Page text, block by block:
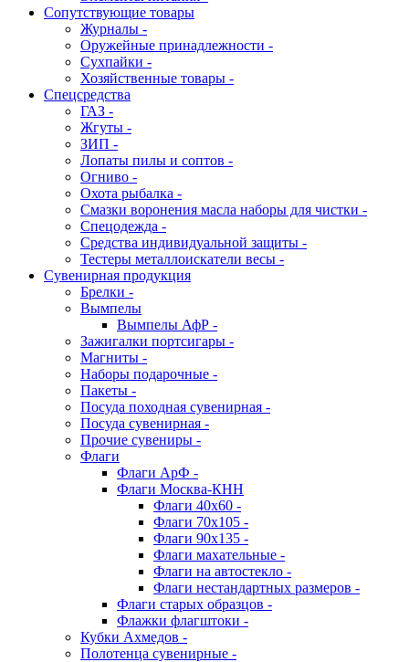
Сопутствующие товары
Журналы -
Оружейные принадлежности -
Сухпайки -
Хозяйственные товары -
Спецсредства
ГАЗ -
Жгуты -
ЗИП -
Лопаты пилы и соптов -
Огниво -
Охота рыбалка -
Смазки воронения масла наборы для чистки -
Спецодежда -
Средства индивидуальной защиты -
Тестеры металлоискатели весы -
Сувенирная продукция
Брелки -
Вымпелы
Вымпелы АфР -
Зажигалки портсигары -
Магниты -
Наборы подарочные -
Пакеты -
Посуда походная сувенирная -
Посуда сувенирная -
Прочие сувениры -
Флаги
Флаги АрФ -
Флаги Москва-КНН
Флаги 40х60 -
Флаги 70х105 -
Флаги 90х135 -
Флаги махательные -
Флаги на автостекло -
Флаги нестандартных размеров -
Флаги старых образцов -
Флажки флагштоки -
Кубки Ахмедов -
Полотенца сувенирные -